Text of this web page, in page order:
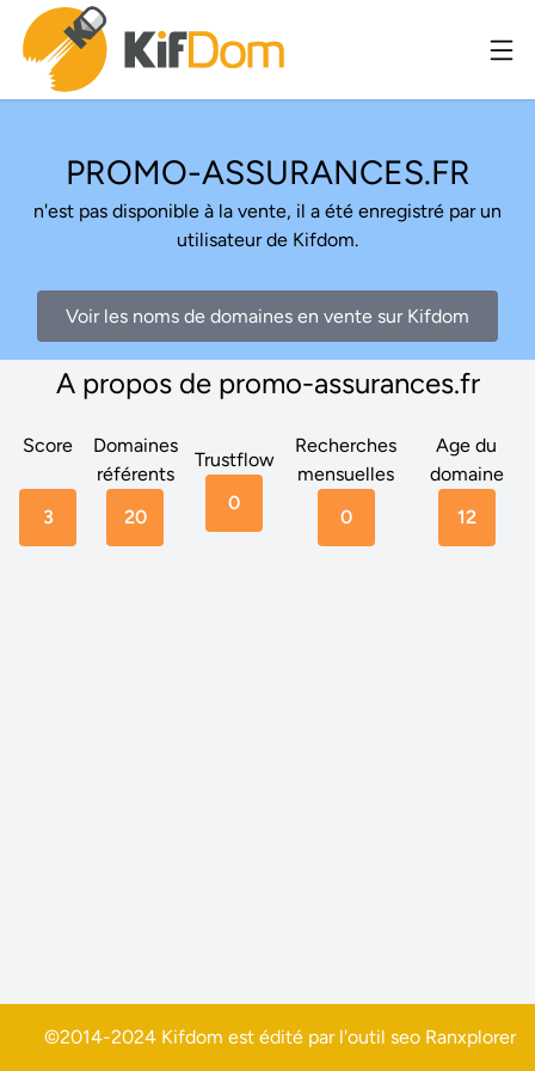
PROMO-ASSURANCES.FR
n'est pas disponible à la vente, il a été enregistré par un
utilisateur de Kifdom.
Voir les noms de domaines en vente sur Kifdom
A propos de promo-assurances.fr
Score
3
Domaines
référents
20
Trustflow
0
Recherches
mensuelles
0
Age du
domaine
12
©2014-2024 Kifdom est édité par l'outil seo Ranxplorer